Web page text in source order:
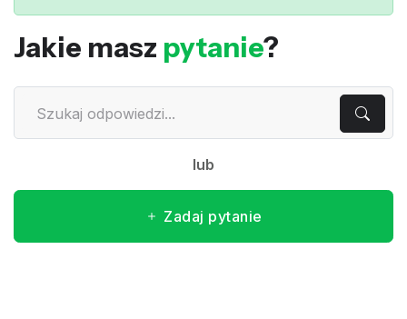
Jakie masz pytanie?
lub
Zadaj pytanie